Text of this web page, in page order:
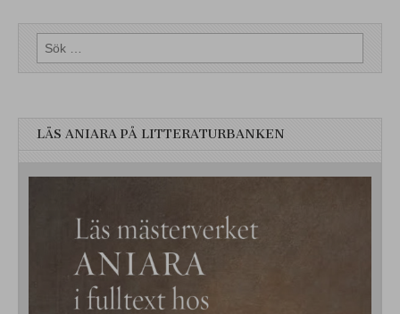
Sök
efter:
LÄS ANIARA PÅ LITTERATURBANKEN